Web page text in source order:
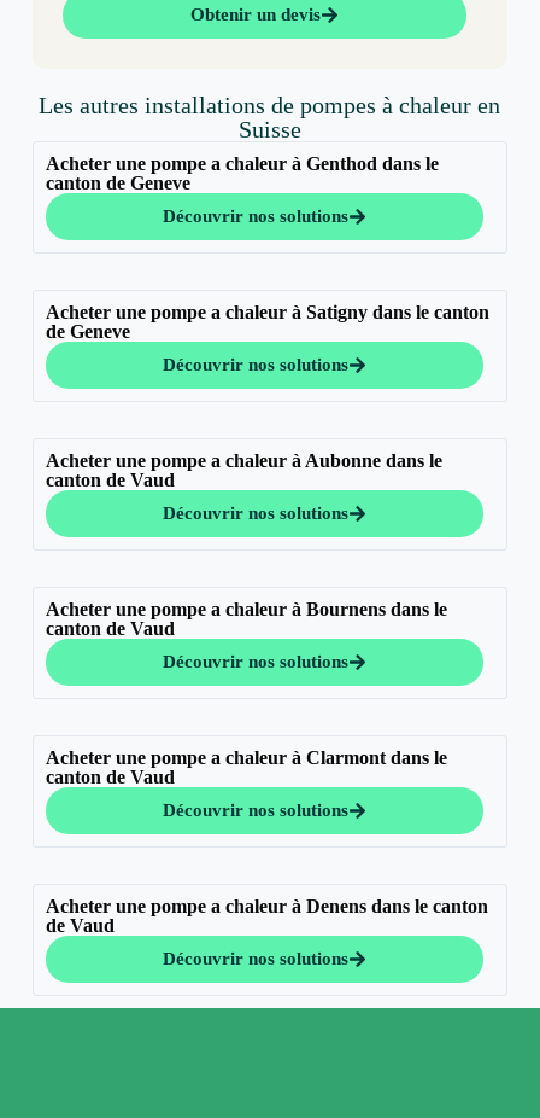
Obtenir un devis
Les autres installations de pompes à chaleur en
Suisse
Acheter une pompe a chaleur à Genthod dans le
canton de Geneve
Découvrir nos solutions
Acheter une pompe a chaleur à Satigny dans le canton
de Geneve
Découvrir nos solutions
Acheter une pompe a chaleur à Aubonne dans le
canton de Vaud
Découvrir nos solutions
Acheter une pompe a chaleur à Bournens dans le
canton de Vaud
Découvrir nos solutions
Acheter une pompe a chaleur à Clarmont dans le
canton de Vaud
Découvrir nos solutions
Acheter une pompe a chaleur à Denens dans le canton
de Vaud
Découvrir nos solutions